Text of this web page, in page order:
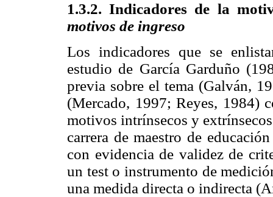
1.3.2. Indicadores de la
motivos de ingreso
Los indicadores que se
estudio de García Garduño
previa sobre el tema (Galván,
(Mercado, 1997; Reyes, 1984)
motivos intrínsecos y
carrera de maestro de
con evidencia de validez de
un test o instrumento de
una medida directa o indirecta